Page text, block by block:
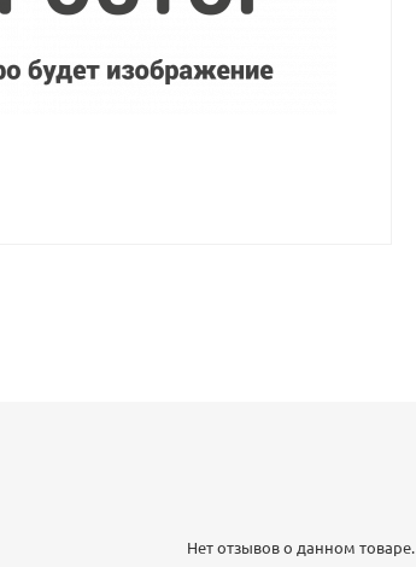
Нет отзывов о данном товаре.